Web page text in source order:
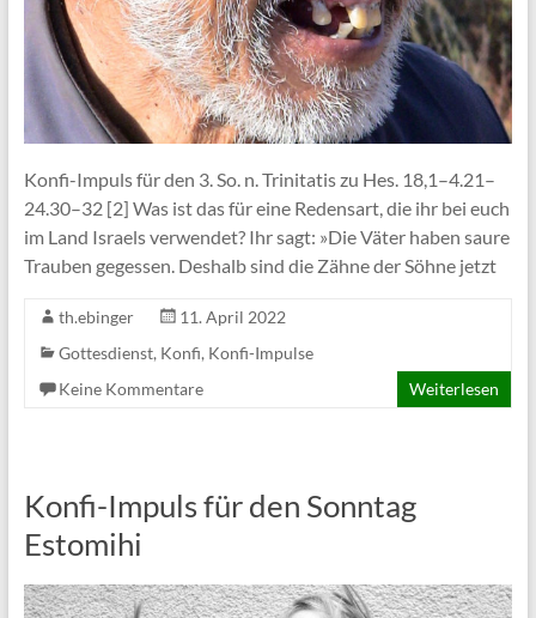
Konfi-Impuls für den 3. So. n. Trinitatis zu Hes. 18,1–4.21–
24.30–32 [2] Was ist das für eine Redensart, die ihr bei euch
im Land Israels verwendet? Ihr sagt: »Die Väter haben saure
Trauben gegessen. Deshalb sind die Zähne der Söhne jetzt
th.ebinger
11. April 2022
Gottesdienst, Konfi, Konfi-Impulse
Keine Kommentare
Weiterlesen
Konfi-Impuls für den Sonntag
Estomihi